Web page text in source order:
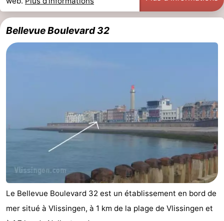
Monuments
-
Points
de
Attractions
-
être
villes
Visites
guidées
Sports
Bellevue Boulevard 32
Le Bellevue Boulevard 32 est un établissement en bord de
mer situé à Vlissingen, à 1 km de la plage de Vlissingen et